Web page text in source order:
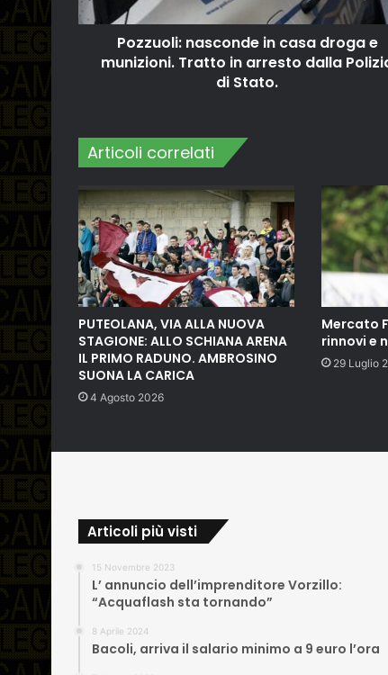
Pozzuoli: nasconde in casa droga e
munizioni. Tratto in arresto dalla
di Stato.
Articoli correlati
PUTEOLANA, VIA ALLA NUOVA
STAGIONE: ALLO SCHIANA ARENA
IL PRIMO RADUNO. AMBROSINO
SUONA LA CARICA
4 Agosto 2026
Mercato
rinnovi e
29 Luglio
Articoli più visti
15 Novembre 2023
L’ annuncio dell’imprenditore Vorzillo:
“Acquaflash sta tornando”
8 Aprile 2024
Bacoli, arriva il salario minimo a 9 euro l’ora